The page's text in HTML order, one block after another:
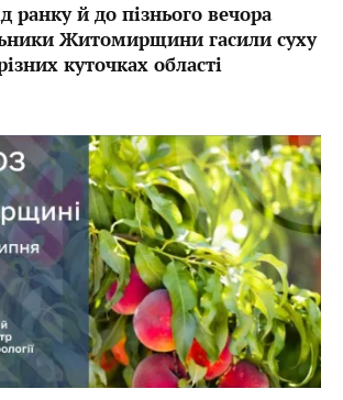
ранку й до пізнього вечора
Житомирщини гасили суху
куточках області